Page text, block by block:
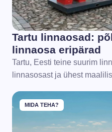
Tartu linnaosad:
linnaosa eripärad
Tartu, Eesti teine suurim
linnasosast ja ühest
MIDA TEHA?